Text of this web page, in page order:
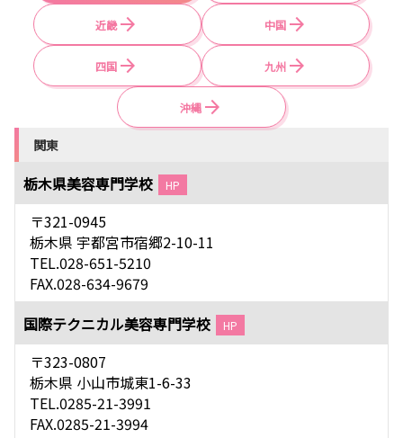
近畿 中国
四国 九州
沖縄
関東
栃木県美容専門学校 HP
〒321-0945
栃木県 宇都宮市宿郷2-10-11
TEL.028-651-5210
FAX.028-634-9679
国際テクニカル美容専門学校
HP
〒323-0807
栃木県 小山市城東1-6-33
TEL.0285-21-3991
FAX.0285-21-3994